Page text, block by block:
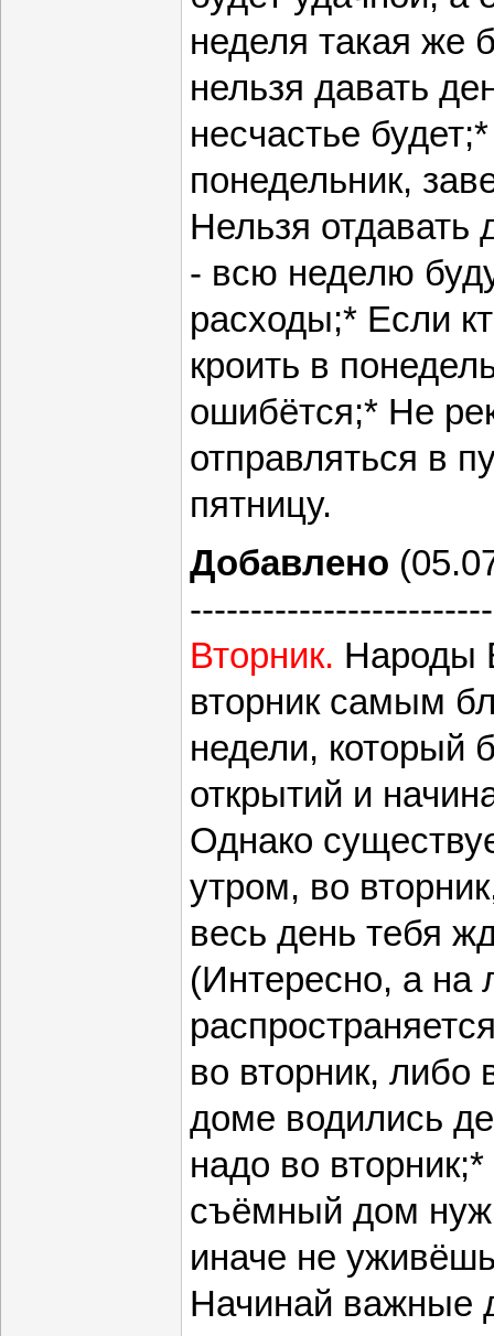
неделя такая же
нельзя давать
несчастье
понедельник,
Нельзя отдавать
- всю неделю
расходы;* Если
кроить в
ошибётся;* Не
отправляться в
пятницу.
Добавлено
Вторник. Народы
вторник самым
недели, который
открытий и
Однако
утром, во
весь день тебя
(Интересно, а на
во вторник, либо
доме водились
надо во
съёмный дом
иначе не
Начинай важные